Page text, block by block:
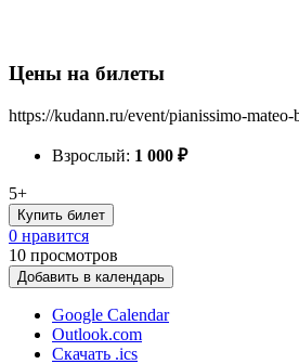
Цены на билеты
https://kudann.ru/event/pianissimo-
Взрослый: 1 000 ₽
5+
Купить билет
0 нравится
10 просмотров
Добавить в календарь
Google Calendar
Outlook.com
Скачать .ics